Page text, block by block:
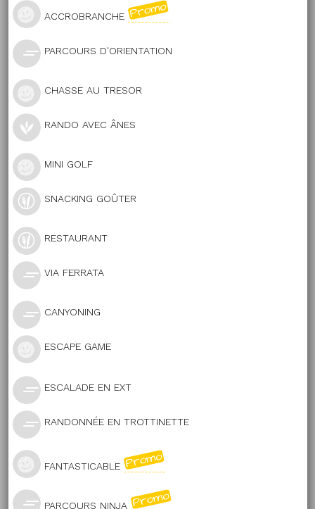
ACCROBRANCHE
PARCOURS D'ORIENTATION
CHASSE AU TRESOR
RANDO AVEC ÂNES
MINI GOLF
SNACKING GOÛTER
RESTAURANT
VIA FERRATA
CANYONING
ESCAPE GAME
ESCALADE EN EXT
RANDONNÉE EN TROTTINETTE
FANTASTICABLE
PARCOURS NINJA